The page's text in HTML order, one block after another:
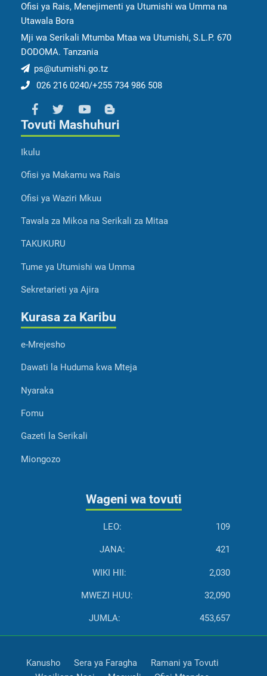
Ofisi ya Rais, Menejimenti ya Utumishi wa Umma na
Utawala Bora
Mji wa Serikali Mtumba Mtaa wa Utumishi, S.L.P. 670
DODOMA. Tanzania
ps@utumishi.go.tz
026 216 0240/+255 734 986 508
Tovuti Mashuhuri
Ikulu
Ofisi ya Makamu wa Rais
Ofisi ya Waziri Mkuu
Tawala za Mikoa na Serikali za Mitaa
TAKUKURU
Tume ya Utumishi wa Umma
Sekretarieti ya Ajira
Kurasa za Karibu
e-Mrejesho
Dawati la Huduma kwa Mteja
Nyaraka
Fomu
Gazeti la Serikali
Miongozo
Wageni wa tovuti
LEO: 109
JANA: 421
WIKI HII: 2,030
MWEZI HUU: 32,090
JUMLA: 453,657
Kanusho Sera ya Faragha
Ramani ya Tovuti